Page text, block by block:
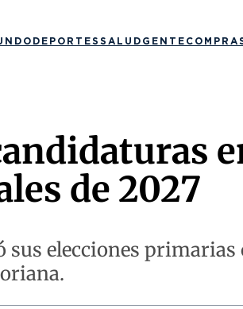
DEPORTES SALUD GENTE
de 2027
elecciones